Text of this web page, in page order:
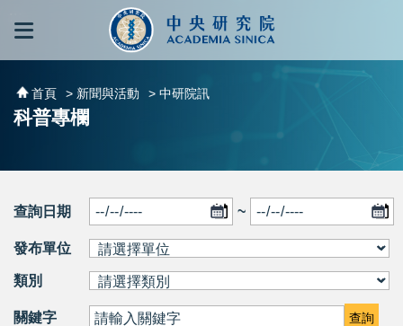
跳到主要內容區塊
首頁 > 新聞與活動 > 中研院訊
科普專欄
查詢日期 ~
發布單位
類別
關鍵字 查詢